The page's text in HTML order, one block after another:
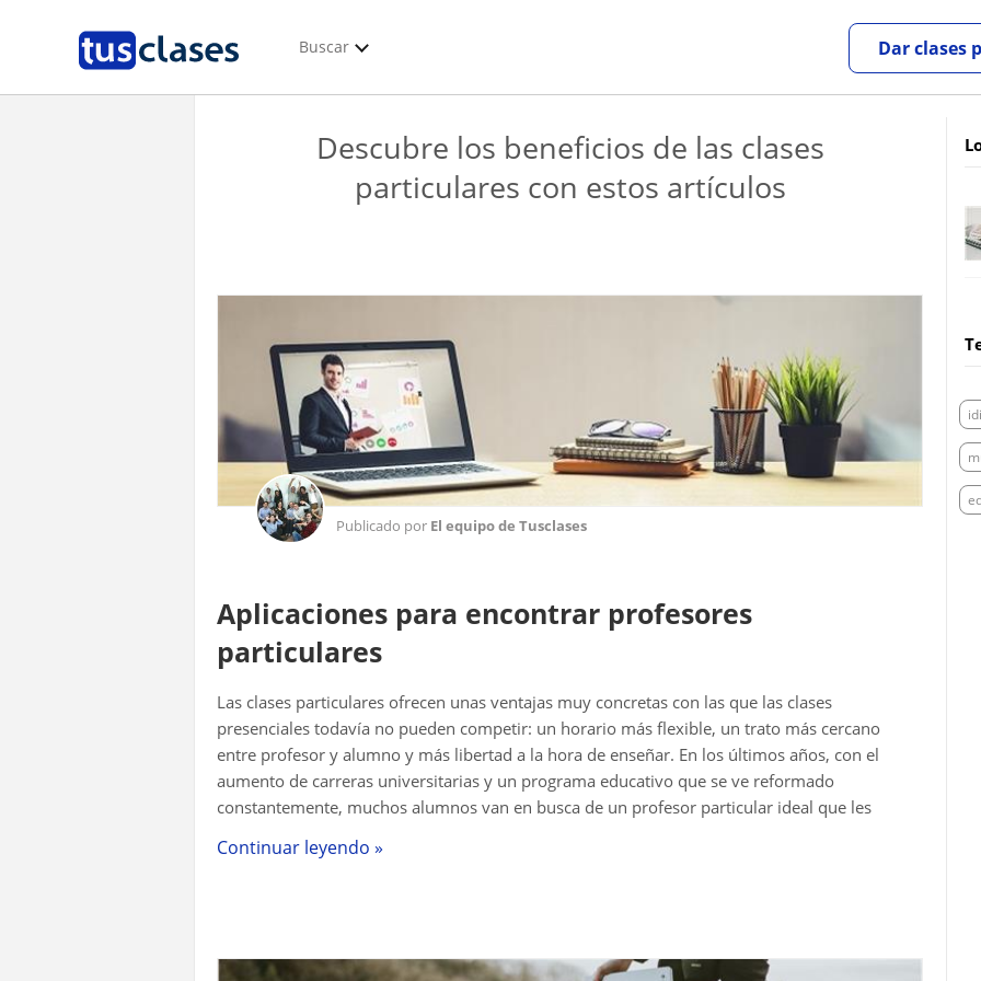
Buscar Dar clases
Descubre los beneficios de las clases
particulares con estos artículos
Publicado por El equipo de Tusclases
Aplicaciones para encontrar profesores
particulares
Las clases particulares ofrecen unas ventajas muy concretas con las que las clases
presenciales todavía no pueden competir: un horario más flexible, un trato más cercano
entre profesor y alumno y más libertad a la hora de enseñar. En los últimos años, con el
aumento de carreras universitarias y un programa educativo que se ve reformado
constantemente, muchos alumnos van en busca de un profesor particular ideal que les
Continuar leyendo »